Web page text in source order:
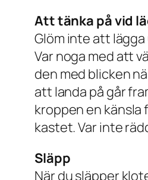
Att tänka på vid
Glöm inte att
Var noga med att
den med blicken
att landa på går
kroppen en känsla
kastet. Var inte
Släpp
När du släpper